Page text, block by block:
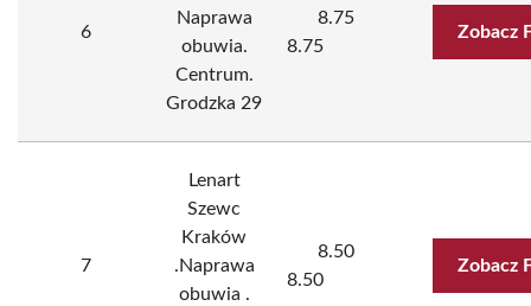
6
Naprawa
obuwia.
Centrum.
Grodzka 29
8.75
8.75
Zobacz
7
Lenart
Szewc
Kraków
.Naprawa
obuwia .
8.50
8.50
Zobacz